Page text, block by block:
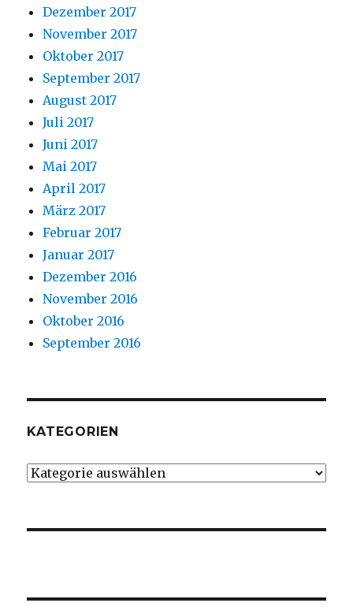
Dezember 2017
November 2017
Oktober 2017
September 2017
August 2017
Juli 2017
Juni 2017
Mai 2017
April 2017
März 2017
Februar 2017
Januar 2017
Dezember 2016
November 2016
Oktober 2016
September 2016
KATEGORIEN
Kategorien